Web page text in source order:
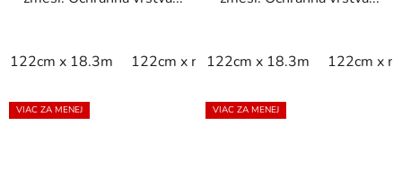
122cm x 18.3m 122cm x m 60cm x 18.3m 60cm x
122cm x 18.3m 122cm x m
VIAC ZA MENEJ VIAC ZA MENEJ